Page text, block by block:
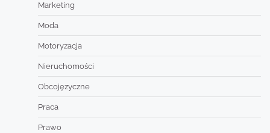
Marketing
Moda
Motoryzacja
Nieruchomości
Obcojęzyczne
Praca
Prawo